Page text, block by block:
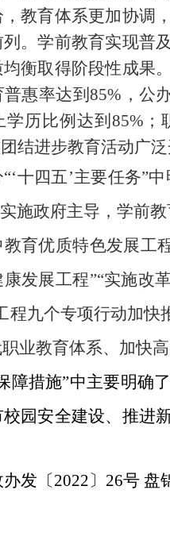
教育体系更加协调
。学前教育实现普
衡取得阶段性成果
惠率达到85%，公
历比例达到85%
结进步教育活动广
“‘十四五’主要任务”
实施政府主导，学前
育优质特色发展工
发展工程”“实施改
程九个专项行动加快
业教育体系、加快
障措施”中主要明确
园安全建设、推进
办发〔2022〕26号